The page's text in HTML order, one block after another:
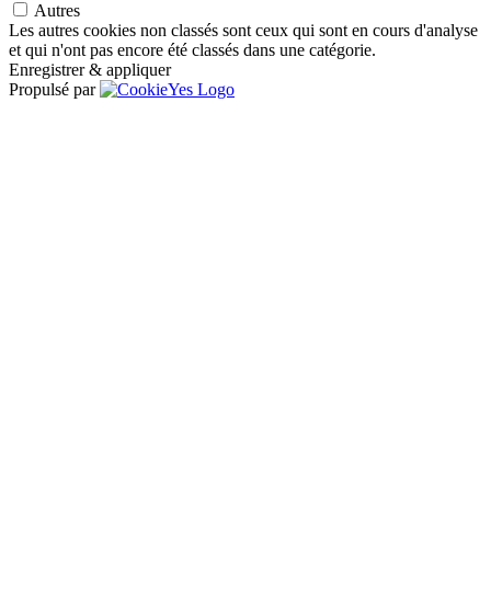
Autres
Les autres cookies non classés sont ceux qui sont en cours d'analyse
et qui n'ont pas encore été classés dans une catégorie.
Enregistrer & appliquer
Propulsé par